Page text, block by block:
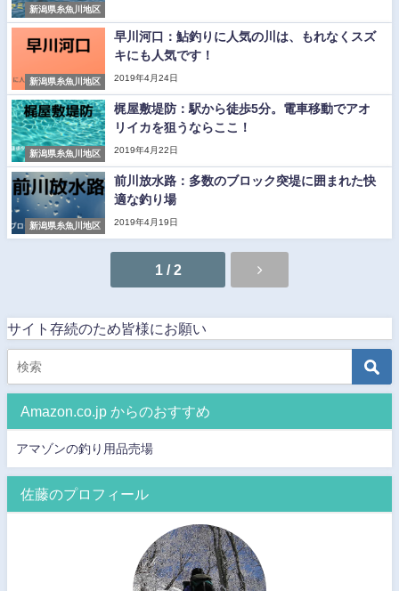
新潟県糸魚川地区
新潟県糸魚川地区
早川河口：鮎釣りに人気の川は、もれなくスズ
キにも人気です！
2019年4月24日
新潟県糸魚川地区
梶屋敷堤防：駅から徒歩5分。電車移動でアオ
リイカを狙うならここ！
2019年4月22日
新潟県糸魚川地区
前川放水路：多数のブロック突堤に囲まれた快
適な釣り場
2019年4月19日
1 / 2
サイト存続のため皆様にお願い
Amazon.co.jp からのおすすめ
アマゾンの釣り用品売場
佐藤のプロフィール